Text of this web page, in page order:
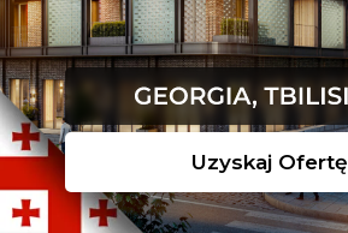
Uzyskaj Ofertę